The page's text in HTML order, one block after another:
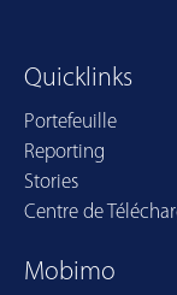
t
i
o
n
Quicklinks
Portefeuille
Reporting
Stories
Centre de
Mobimo